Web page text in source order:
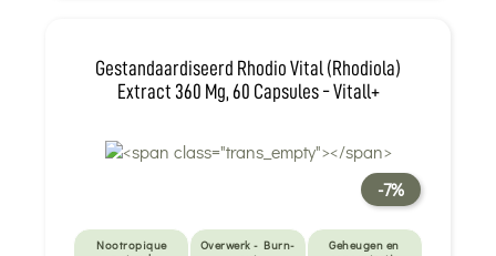
Gestandaardiseerd Rhodio Vital (Rhodiola)
Extract 360 Mg, 60 Capsules - Vitall+
-7%
Nootropique
Overwerk - Burn-
Geheugen en